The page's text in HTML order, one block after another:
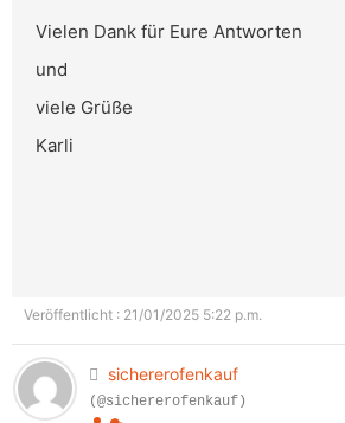
Vielen Dank für Eure Antworten
und
viele Grüße
Karli
Veröffentlicht : 21/01/2025 5:22 p.m.
sichererofenkauf
(@sichererofenkauf)